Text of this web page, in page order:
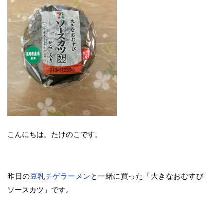
こんにちは。たけのこです。
昨日の豆乳チゲラーメン と一緒に買った「大きなおむすび
ソースカツ」です。